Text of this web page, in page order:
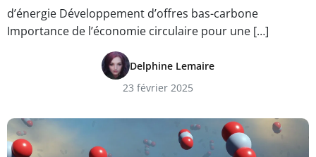
d’énergie Développement d’offres bas-carbone
Importance de l’économie circulaire pour une […]
Delphine Lemaire
23 février 2025